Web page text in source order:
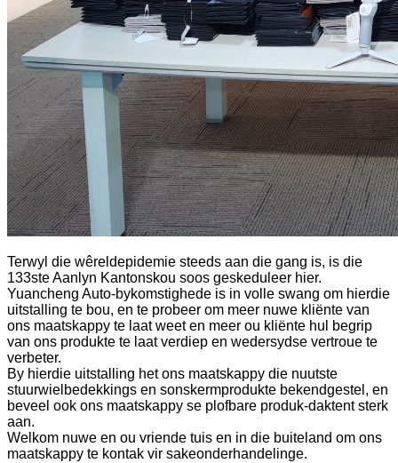
Terwyl die wêreldepidemie steeds aan die gang is, is die
133ste Aanlyn Kantonskou soos geskeduleer hier.
Yuancheng Auto-bykomstighede is in volle swang om hierdie
uitstalling te bou, en te probeer om meer nuwe kliënte van
ons maatskappy te laat weet en meer ou kliënte hul begrip
van ons produkte te laat verdiep en wedersydse vertroue te
verbeter.
By hierdie uitstalling het ons maatskappy die nuutste
stuurwielbedekkings en sonskermprodukte bekendgestel, en
beveel ook ons ​​maatskappy se plofbare produk-daktent sterk
aan.
Welkom nuwe en ou vriende tuis en in die buiteland om ons
maatskappy te kontak vir sakeonderhandelinge.